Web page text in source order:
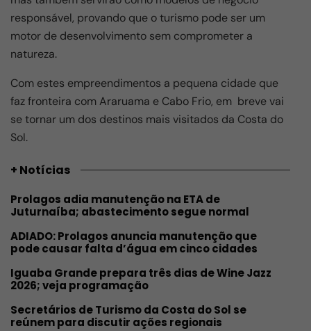
responsável, provando que o turismo pode ser um
motor de desenvolvimento sem comprometer a
natureza.
Com estes empreendimentos a pequena cidade que
faz fronteira com Araruama e Cabo Frio, em breve vai
se tornar um dos destinos mais visitados da Costa do
Sol.
+ Notícias
Prolagos adia manutenção na ETA de
Juturnaíba; abastecimento segue normal
ADIADO: Prolagos anuncia manutenção que
pode causar falta d’água em cinco cidades
Iguaba Grande prepara três dias de Wine Jazz
2026; veja programação
Secretários de Turismo da Costa do Sol se
reúnem para discutir ações regionais